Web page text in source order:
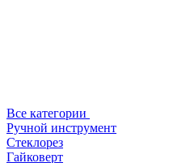
Все категории
Ручной инструмент
Стеклорез
Гайковерт